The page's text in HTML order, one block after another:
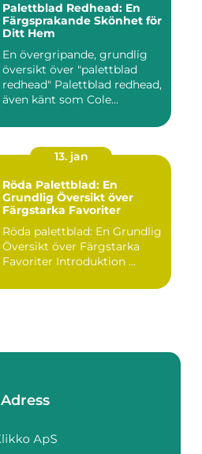
Palettblad Redhead: En
Färgsprakande Skönhet för
Ditt Hem
En övergripande, grundlig
översikt över "palettblad
redhead" Palettblad redhead,
även känt som Cole...
13. jan
Röda Palettblad: En
Grundlig Översikt över
Färgstarka Favoriter
Röda palettblad: En Grundlig
Översikt över Färgstarka
Favoriter Introduktion ...
Adress